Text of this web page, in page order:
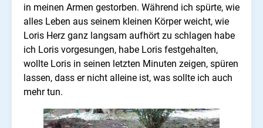
in meinen Armen gestorben. Während ich spürte, wie
alles Leben aus seinem kleinen Körper weicht, wie
Loris Herz ganz langsam aufhört zu schlagen habe
ich Loris vorgesungen, habe Loris festgehalten,
wollte Loris in seinen letzten Minuten zeigen, spüren
lassen, dass er nicht alleine ist, was sollte ich auch
mehr tun.